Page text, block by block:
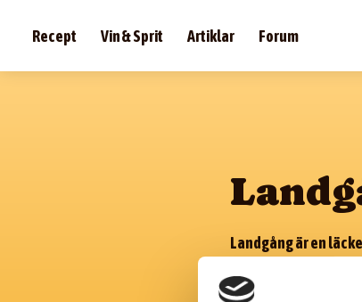
Recept Vin & Sprit Artiklar Forum
Landgång är en
landgången. Det